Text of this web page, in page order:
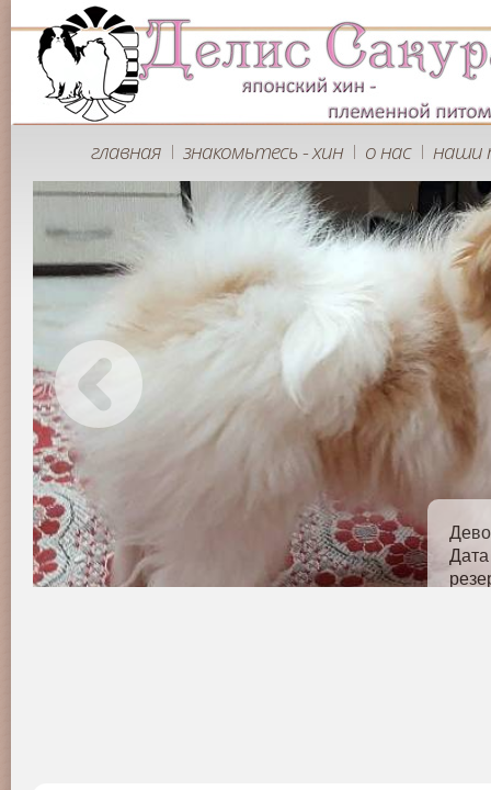
главная | знакомьтесь - хин | о нас | наши